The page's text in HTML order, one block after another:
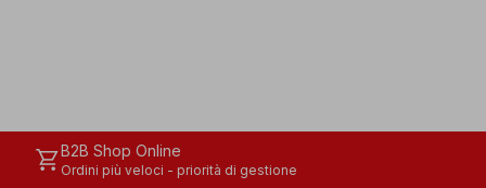
shopping_cartB2B Shop Online
Ordini più veloci - priorità di gestione